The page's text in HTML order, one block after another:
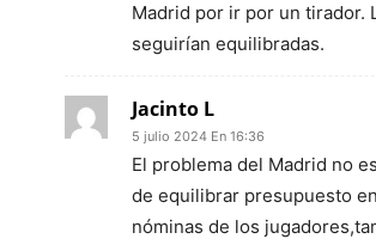
Madrid por ir por un tirador.
seguirían equilibradas.
Jacinto L
5 julio 2024 En 16:36
El problema del Madrid no
de equilibrar presupuesto
nóminas de los